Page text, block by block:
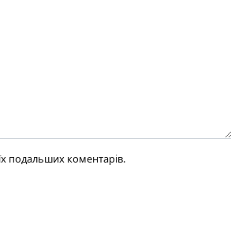
подальших коментарів.